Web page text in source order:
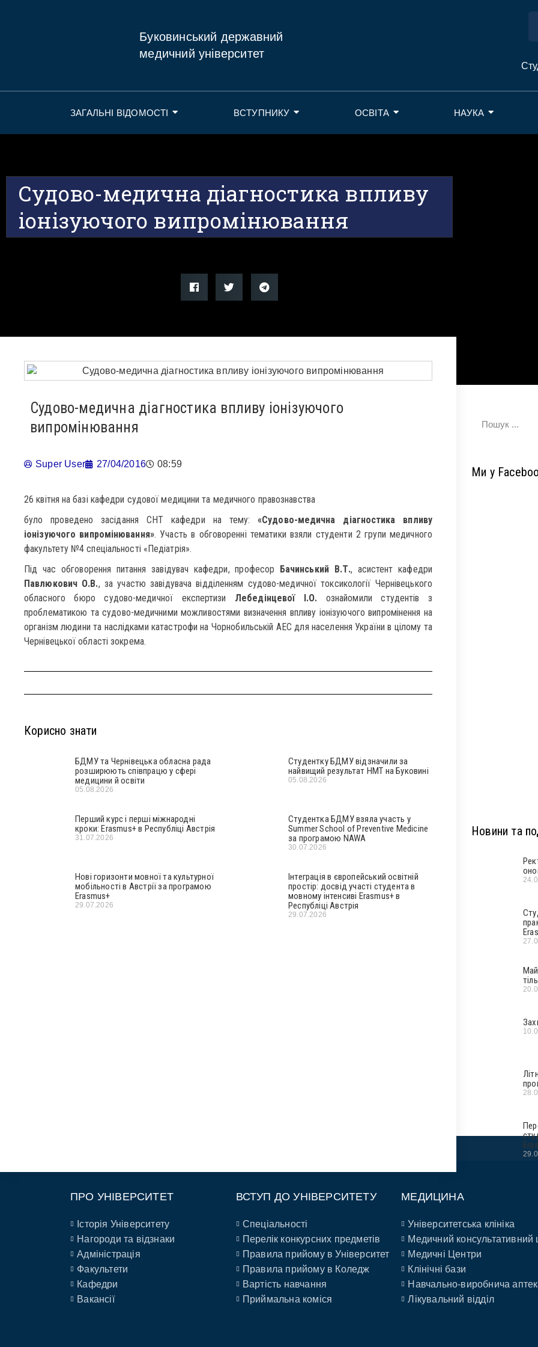
Буковинський державний
медичний університет
ЗАГАЛЬНІ ВІДОМОСТІ ВСТУПНИКУ ОСВІТА НАУКА
Судово-медична діагностика впливу
іонізуючого випромінювання
Судово-медична діагностика впливу іонізуючого
випромінювання
Super User 27/04/2016 08:59
26 квітня на базі кафедри судової медицини та медичного правознавства
було проведено засідання СНТ кафедри на тему:«Судово-медична діагностика впливу
іонізуючого випромінювання». Участь в обговоренні тематики взяли студенти 2 групи медичного
факультету №4 спеціальності «Педіатрія».
Під час обговорення питання завідувач кафедри, професор Бачинський В.Т., асистент кафедри
Павлюкович О.В., за участю завідувача відділенням судово-медичної токсикології Чернівецького
обласного бюро судово-медичної експертизи Лебедінцевої І.О. ознайомили студентів з
проблематикою та судово-медичними можливостями визначення впливу іонізуючого випромінення на
організм людини та наслідками катастрофи на Чорнобильській АЕС для населення України в цілому та
Чернівецької області зокрема.
Корисно знати
БДМУ та Чернівецька обласна рада
розширюють співпрацю у сфері
медицини й освіти
05.08.2026
Студентку БДМУ відзначили за
найвищий результат НМТ на Буковині
05.08.2026
Перший курс і перші міжнародні
кроки: Erasmus+ в Республіці Австрія
31.07.2026
Студентка БДМУ взяла участь у
Summer School of Preventive Medicine
за програмою NAWA
30.07.2026
Нові горизонти мовної та культурної
мобільності в Австрії за програмою
Erasmus+
29.07.2026
Інтеграція в європейський освітній
простір: досвід участі студента в
мовному інтенсиві Erasmus+ в
Республіці Австрія
29.07.2026
Ми у
Новини та
ПРО УНІВЕРСИТЕТ
Історія Університету
Нагороди та відзнаки
Адміністрація
Факультети
Кафедри
Вакансії
ВСТУП ДО УНІВЕРСИТЕТУ
Спеціальності
Перелік конкурсних предметів
Правила прийому в Університет
Правила прийому в Коледж
Вартість навчання
Приймальна коміся
МЕДИЦИНА
Університетська клініка
Медичний консультативний
Медичні Центри
Клінічні бази
Навчально-виробнича
Лікувальний відділ